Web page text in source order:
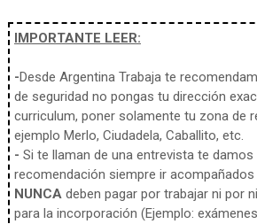
IMPORTANTE LEER:
-Desde Argentina Trabaja te
de seguridad no pongas tu dirección
curriculum, poner solamente tu zona de
ejemplo Merlo, Ciudadela, Caballito, etc.
- Si te llaman de una entrevista te
recomendación siempre ir
NUNCAdeben pagar por trabajar ni por
para la incorporación (Ejemplo: